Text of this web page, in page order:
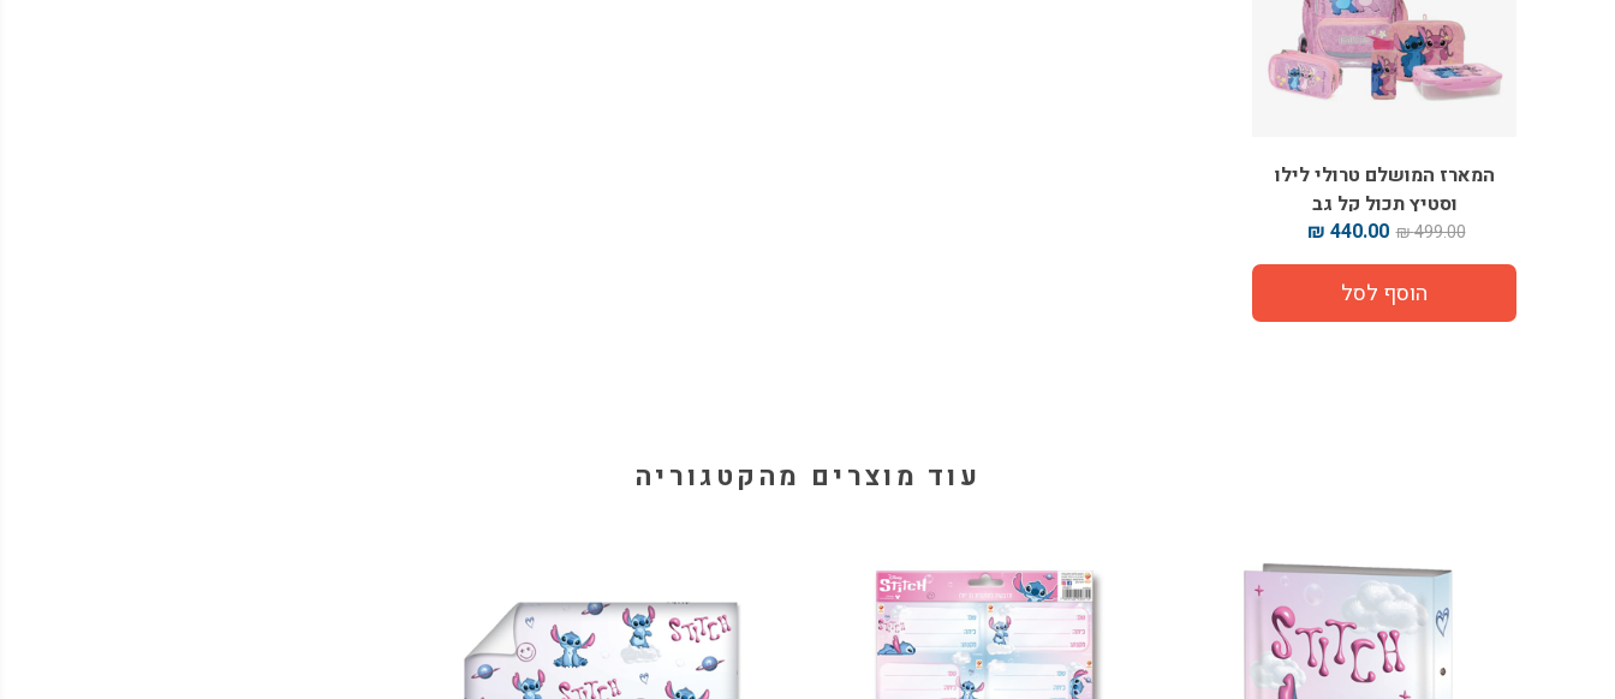
המארז המושלם טרולי לילו
וסטיץ תכול קל גב
499.00 ₪
440.00 ₪
עוד מוצרים מהקטגוריה